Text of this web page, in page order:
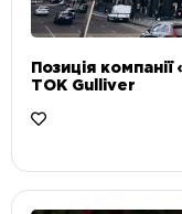
Позиція
ТОК Gulliver